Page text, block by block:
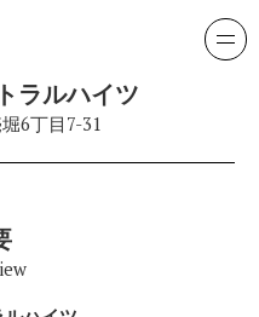
ラルハイツ
6丁目7-31